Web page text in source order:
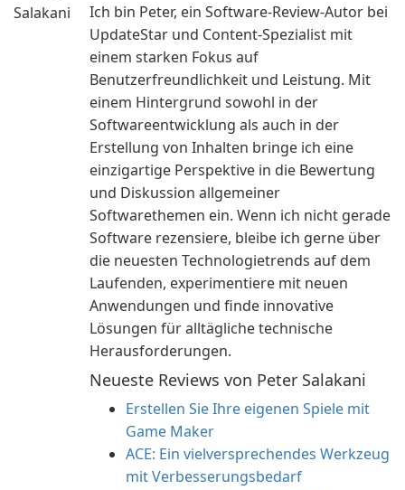
Ich bin Peter, ein Software-Review-Autor bei
UpdateStar und Content-Spezialist mit
einem starken Fokus auf
Benutzerfreundlichkeit und Leistung. Mit
einem Hintergrund sowohl in der
Softwareentwicklung als auch in der
Erstellung von Inhalten bringe ich eine
einzigartige Perspektive in die Bewertung
und Diskussion allgemeiner
Softwarethemen ein. Wenn ich nicht gerade
Software rezensiere, bleibe ich gerne über
die neuesten Technologietrends auf dem
Laufenden, experimentiere mit neuen
Anwendungen und finde innovative
Lösungen für alltägliche technische
Herausforderungen.
Neueste Reviews von Peter Salakani
Erstellen Sie Ihre eigenen Spiele mit
Game Maker
ACE: Ein vielversprechendes Werkzeug
mit Verbesserungsbedarf